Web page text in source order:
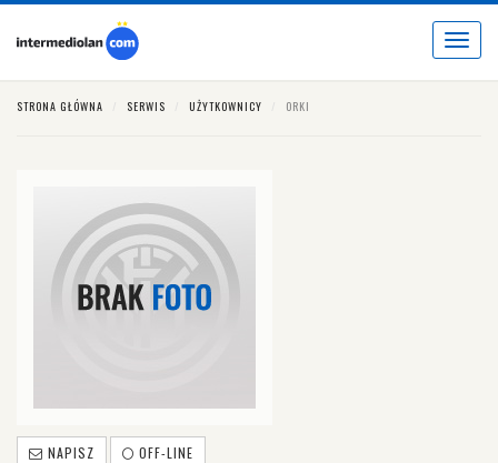
Toggle
STRONA GŁÓWNA SERWIS UŻYTKOWNICY ORKI
NAPISZ OFF-LINE